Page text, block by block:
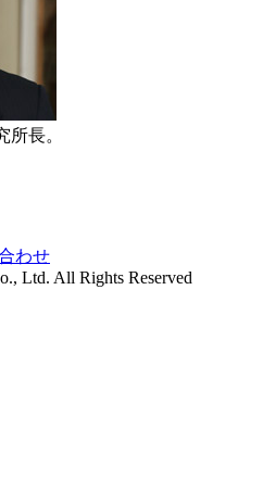
長。
わせ
Ltd. All Rights Reserved